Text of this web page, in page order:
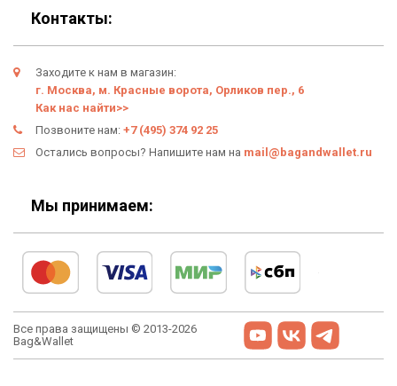
Гарантия
Условия возврата
Оферта
Политика конфиденциальности
Подарки
Контакты:
Заходите к нам в магазин:
г. Москва, м. Красные ворота, Орликов пер., 6
Как нас найти>>
Позвоните нам: +7 (495) 374 92 25
Остались вопросы? Напишите нам на mail@bagandwallet.ru
Мы принимаем:
Все права защищены © 2013-2026
Bag&Wallet